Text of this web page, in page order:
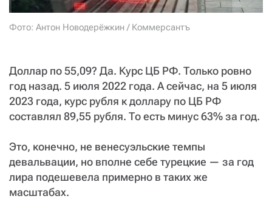
Фото: Антон Новодерёжкин / Коммерсантъ
Доллар по 55,09? Да. Курс ЦБ РФ. Только ровно
год назад. 5 июля 2022 года. А сейчас, на 5 июля
2023 года, курс рубля к доллару по ЦБ РФ
составлял 89,55 рубля. То есть минус 63% за год.
Это, конечно, не венесуэльские темпы
девальвации, но вполне себе турецкие — за год
лира подешевела примерно в таких же
масштабах.